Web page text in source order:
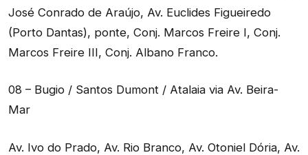
José Conrado de Araújo, Av. Euclides Figueiredo
(Porto Dantas), ponte, Conj. Marcos Freire I, Conj.
Marcos Freire III, Conj. Albano Franco.
08 – Bugio / Santos Dumont / Atalaia via Av. Beira-
Mar
Av. Ivo do Prado, Av. Rio Branco, Av. Otoniel Dória, Av.